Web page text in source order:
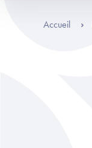
Accueil